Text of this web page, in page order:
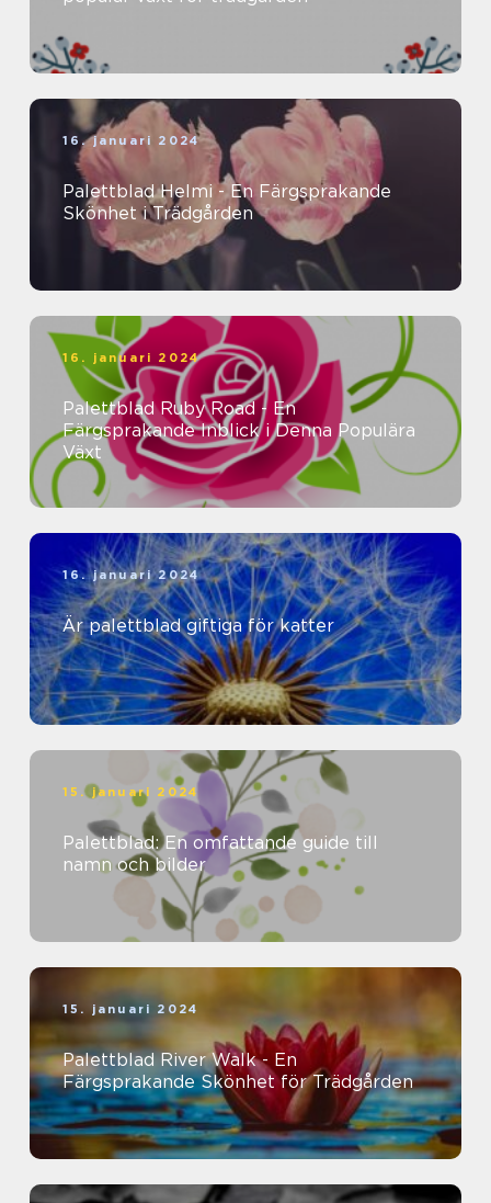
16. januari 2024
Palettblad Helmi - En Färgsprakande
Skönhet i Trädgården
16. januari 2024
Palettblad Ruby Road - En
Färgsprakande Inblick i Denna Populära
Växt
16. januari 2024
Är palettblad giftiga för katter
15. januari 2024
Palettblad: En omfattande guide till
namn och bilder
15. januari 2024
Palettblad River Walk - En
Färgsprakande Skönhet för Trädgården